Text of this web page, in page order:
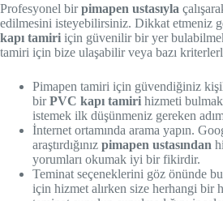
Profesyonel birpimapen ustasıyla
edilmesini isteyebilirsiniz. Dikkat etmeniz
kapı tamiri için güvenilir bir yer
tamiri için bize ulaşabilir veya bazı
Pimapen tamiri için güvendiğiniz
birPVC kapı tamiri hizmeti
istemek ilk düşünmeniz gereken
İnternet ortamında arama yapın.
araştırdığınız pimapen ustasından
yorumları okumak iyi bir fikirdir.
Teminat seçeneklerini göz önünde
için hizmet alırken size herhangi bir